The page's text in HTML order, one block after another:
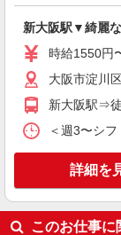
キープ
派遣社員
株式会社kotrio /
新大阪駅▼綺麗
時給1550円
大阪市淀川
新大阪駅⇒
＜週3〜シ
詳細を
このお仕事に